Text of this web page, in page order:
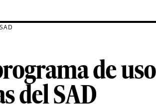
de uso
del SAD